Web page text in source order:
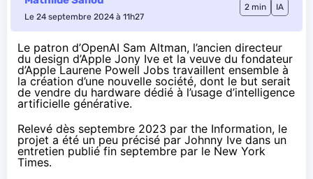
Le 24 septembre 2024 à 11h27
2 min IA
Le patron d’OpenAI Sam Altman, l’ancien directeur
du design d’Apple Jony Ive et la veuve du fondateur
d’Apple Laurene Powell Jobs travaillent ensemble à
la création d’une nouvelle société, dont le but serait
de vendre du hardware dédié à l’usage d’intelligence
artificielle générative.
Relevé dès septembre 2023 par the Information, le
projet a été un peu précisé par Johnny Ive dans un
entretien publié fin septembre par le New York
Times.